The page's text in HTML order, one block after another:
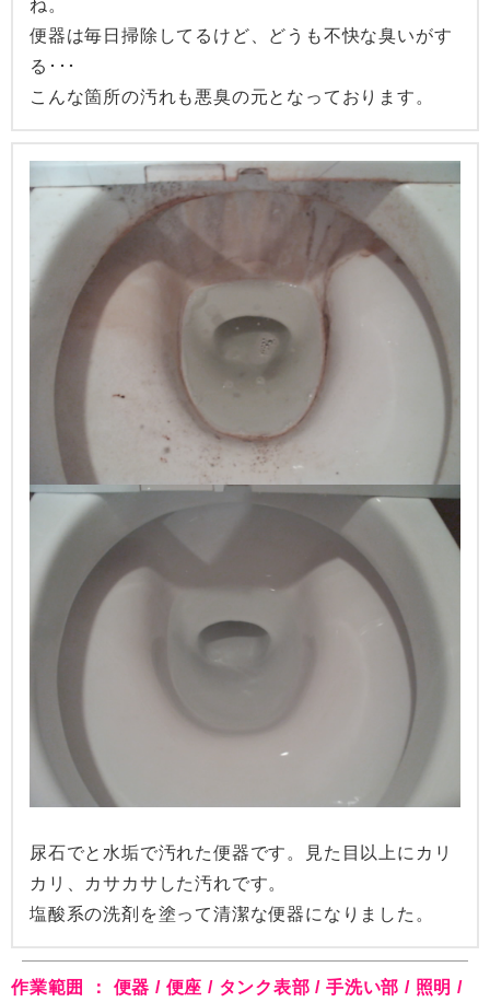
ね。
便器は毎日掃除してるけど、どうも不快な臭いがす
る･･･
こんな箇所の汚れも悪臭の元となっております。
尿石でと水垢で汚れた便器です。見た目以上にカリ
カリ、カサカサした汚れです。
塩酸系の洗剤を塗って清潔な便器になりました。
作業範囲 ： 便器 / 便座 / タンク表部 / 手洗い部 / 照明 /